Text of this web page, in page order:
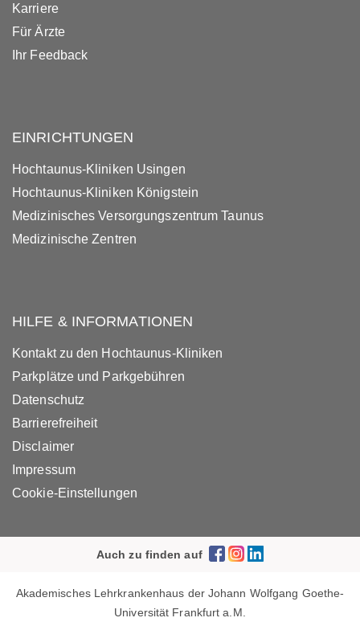
Karriere
Für Ärzte
Ihr Feedback
EINRICHTUNGEN
Hochtaunus-Kliniken Usingen
Hochtaunus-Kliniken Königstein
Medizinisches Versorgungszentrum Taunus
Medizinische Zentren
HILFE & INFORMATIONEN
Kontakt zu den Hochtaunus-Kliniken
Parkplätze und Parkgebühren
Datenschutz
Barrierefreiheit
Disclaimer
Impressum
Cookie-Einstellungen
Auch zu finden auf
Akademisches Lehrkrankenhaus der Johann Wolfgang Goethe-
Universität Frankfurt a.M.